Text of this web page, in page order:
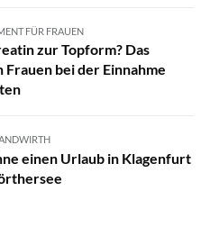
FÜR FRAUEN
zur Topform? Das
Frauen bei der Einnahme
einen Urlaub in Klagenfurt